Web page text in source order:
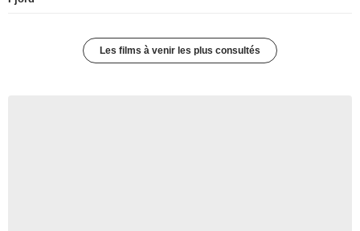
Les films à venir les plus consultés